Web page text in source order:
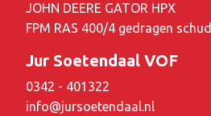
JOHN DEERE GATOR HPX
FPM RAS 400/4 gedragen
Jur Soetendaal VOF
0342 - 401322
info@jursoetendaal.nl